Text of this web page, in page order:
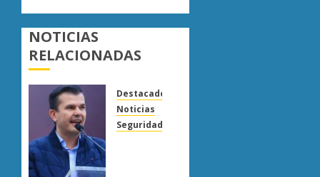
NOTICIAS
RELACIONADAS
Destacado
Noticias
Seguridad